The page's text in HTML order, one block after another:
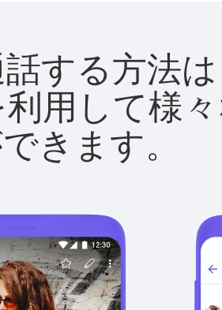
する方法は
用して様
きます。